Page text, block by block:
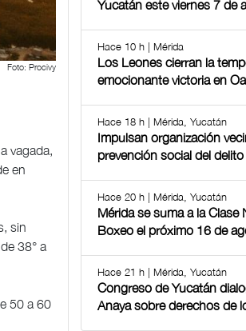
Foto: Procivy
vagada,
en
sin
38° a
50 a 60
Yucatán este viernes 7 de
Hace 10 h | Mérida
Los Leones cierran la
emocionante victoria en
Hace 18 h | Mérida, Yucatán
Impulsan organización
prevención social del
Hace 20 h | Mérida, Yucatán
Mérida se suma a la Clase
Boxeo el próximo 16 de
Hace 21 h | Mérida, Yucatán
Congreso de Yucatán
Anaya sobre derechos de